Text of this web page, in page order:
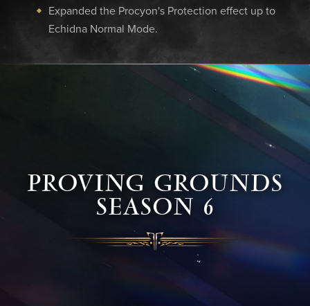
Expanded the Procyon's Protection effect up to
Echidna Normal Mode.
PROVING GROUNDS
SEASON 6